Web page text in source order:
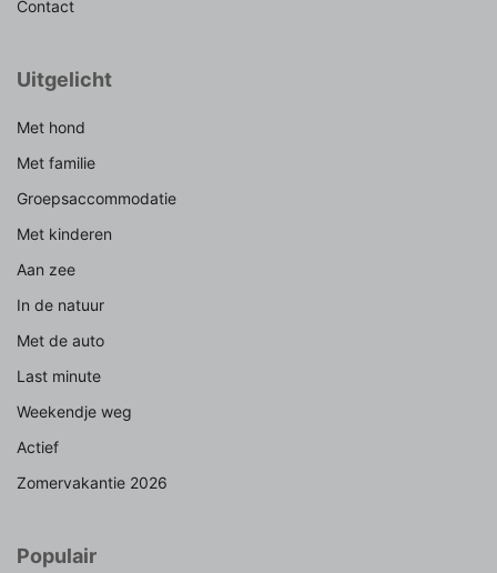
Contact
Uitgelicht
Met hond
Met familie
Groepsaccommodatie
Met kinderen
Aan zee
In de natuur
Met de auto
Last minute
Weekendje weg
Actief
Zomervakantie 2026
Populair